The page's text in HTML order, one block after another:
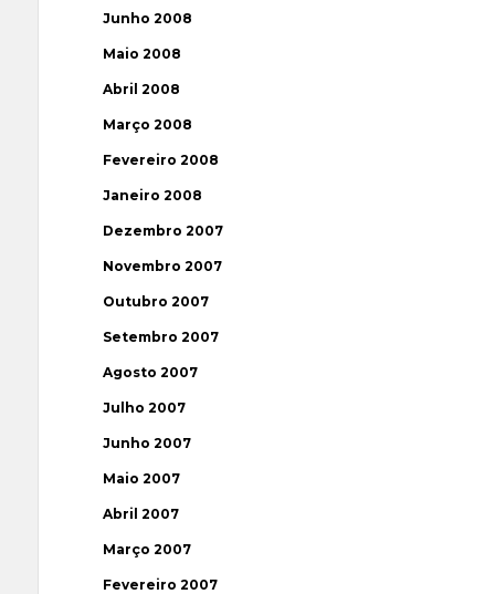
Junho 2008
Maio 2008
Abril 2008
Março 2008
Fevereiro 2008
Janeiro 2008
Dezembro 2007
Novembro 2007
Outubro 2007
Setembro 2007
Agosto 2007
Julho 2007
Junho 2007
Maio 2007
Abril 2007
Março 2007
Fevereiro 2007